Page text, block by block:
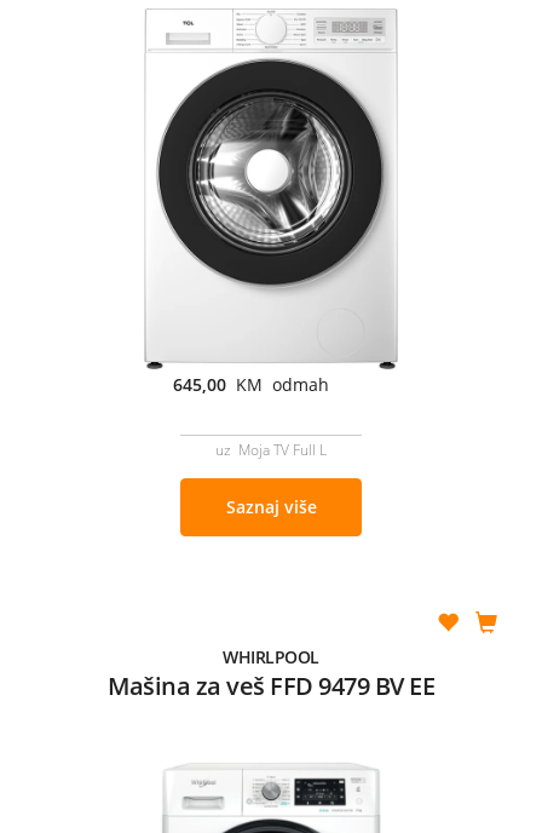
645,00 KM odmah
uz Moja TV Full L
Saznaj više
WHIRLPOOL
Mašina za veš FFD 9479 BV EE